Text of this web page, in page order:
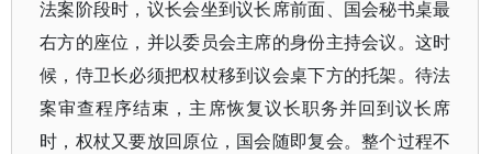
法案阶段时，议长会坐到议长席前面、国会秘书桌最
右方的座位，并以委员会主席的身份主持会议。这时
候，侍卫长必须把权杖移到议会桌下方的托架。待法
案审查程序结束，主席恢复议长职务并回到议长席
时，权杖又要放回原位，国会随即复会。整个过程不